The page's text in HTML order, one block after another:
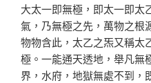
大太一即無極，即太一即太
氣，乃無極之先，萬物之根
物物含此，太乙之炁又稱太
極。一能通天透地，舉凡無
界，水府，地獄無處不到，